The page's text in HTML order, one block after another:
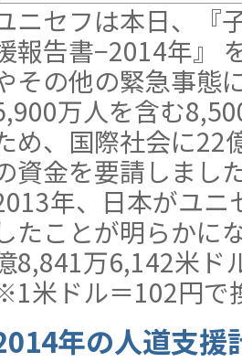
ニセフは本日、『
報告書−2014年』
その他の緊急事態
万人を含む
め、国際社会に
資金を要請しまし
年、日本がユニ
たことが明らかに
8,841万6,142米ド
米ドル＝102円で
年の人道支援